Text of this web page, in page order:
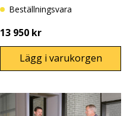
Beställningsvara
13 950 kr
Lägg i varukorgen